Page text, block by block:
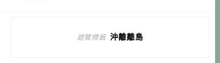
遊覽標籤 沖離離島